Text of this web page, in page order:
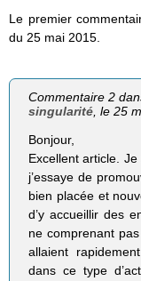
Le premier
du 25 mai 2015.
Commentaire 2
singularité, le 25
Bonjour,
Excellent article.
j’essaye de
bien placée et
d’y accueillir des
ne comprenant
allaient
dans ce type